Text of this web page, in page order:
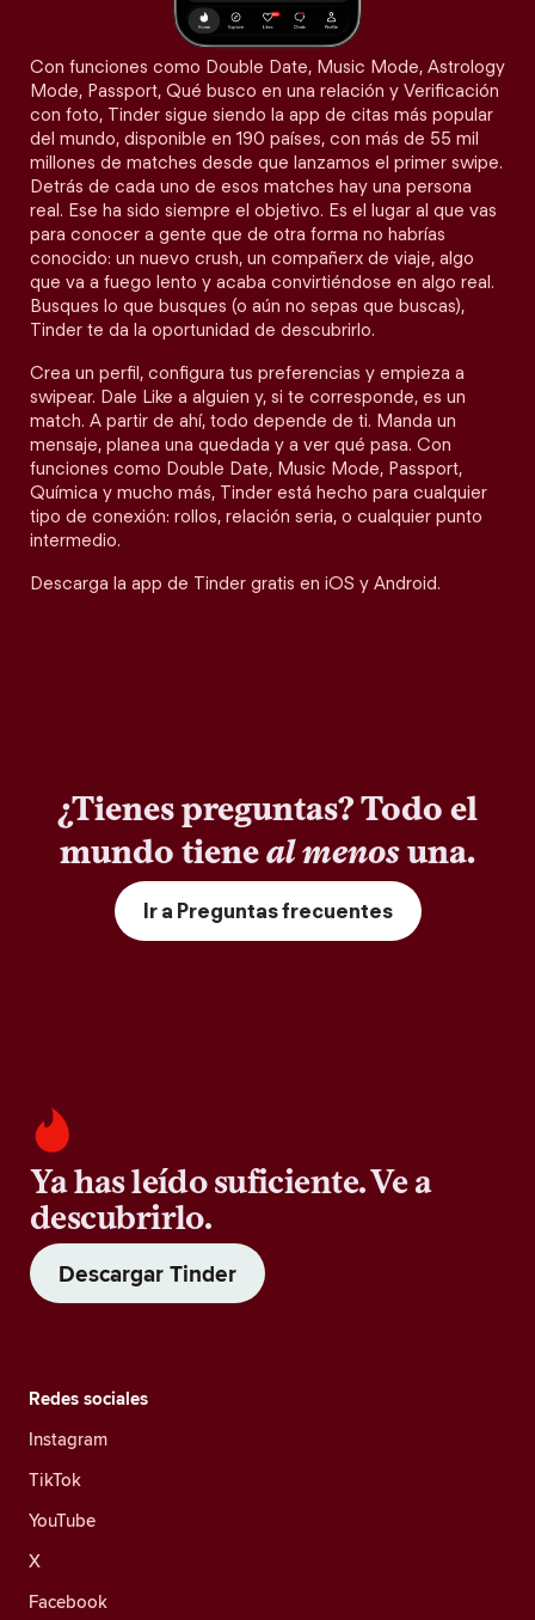
Con funciones como Double Date, Music Mode, Astrology
Mode, Passport, Qué busco en una relación y Verificación
con foto, Tinder sigue siendo la app de citas más popular
del mundo, disponible en 190 países, con más de 55 mil
millones de matches desde que lanzamos el primer swipe.
Detrás de cada uno de esos matches hay una persona
real. Ese ha sido siempre el objetivo. Es el lugar al que vas
para conocer a gente que de otra forma no habrías
conocido: un nuevo crush, un compañerx de viaje, algo
que va a fuego lento y acaba convirtiéndose en algo real.
Busques lo que busques (o aún no sepas que buscas),
Tinder te da la oportunidad de descubrirlo.
Crea un perfil, configura tus preferencias y empieza a
swipear. Dale Like a alguien y, si te corresponde, es un
match. A partir de ahí, todo depende de ti. Manda un
mensaje, planea una quedada y a ver qué pasa. Con
funciones como Double Date, Music Mode, Passport,
Química y mucho más, Tinder está hecho para cualquier
tipo de conexión: rollos, relación seria, o cualquier punto
intermedio.
Descarga la app de Tinder gratis en iOS y Android.
¿Tienes preguntas? Todo el
mundo tieneal menosuna.
Ir a Preguntas frecuentes
Ya has leído suficiente. Ve a
descubrirlo.
Descargar Tinder
Redes sociales
Instagram
TikTok
YouTube
X
Facebook